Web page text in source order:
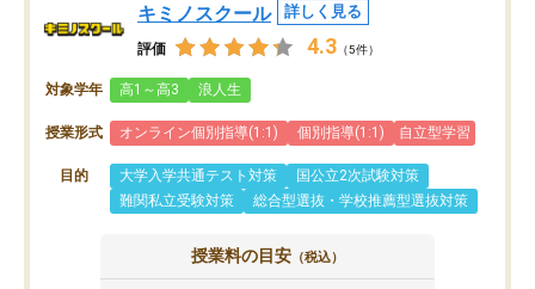
キミノスクール 詳しく見る
評価 4.3 （5件）
対象学年 高1～高3 浪人生
授業形式 オンライン個別指導(1:1) 個別指導(1:1) 自立型学習
目的 大学入学共通テスト対策
国公立2次試験対策
難関私立受験対策
総合型選抜・学校推薦型選抜対策
授業料の目安 （税込）